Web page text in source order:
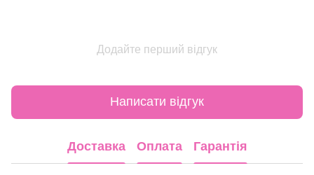
Додайте перший відгук
Написати відгук
Доставка Оплата Гарантія